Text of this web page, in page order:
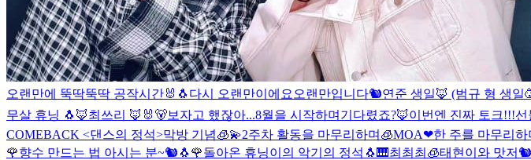
오랜만에 뚝딱뚝딱 공작시간🐰🐧 다시 오랜만이에요 오랜만입니다🐿연준 생일🦊 (범규 형 생일
무살 휴닝 🐧 🦊최쓰리 🦊🐰🐻보자고 했잖아...8월을 시작하며 기다렸죠?🦊이번엔 진짜 토크!!!
COMEBACK <댄스의 정석>막방 기념🧊💫2주차 활동을 마무리하며🧊MOA❤한 주를 마무리하
🌹향수 만드는 법 아시는 분~🐿🐧🌹돌아온 휴닝이의 악기의 정석🐧🎹최최최🧊태현이와 맛저🐿